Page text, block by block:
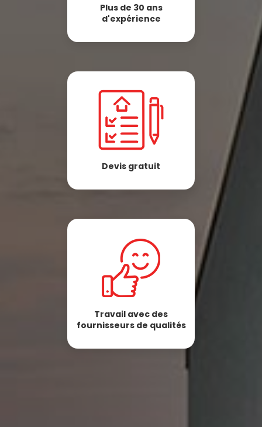
Plus de 30 ans
d'expérience
Devis gratuit
Travail avec des
fournisseurs de qualités